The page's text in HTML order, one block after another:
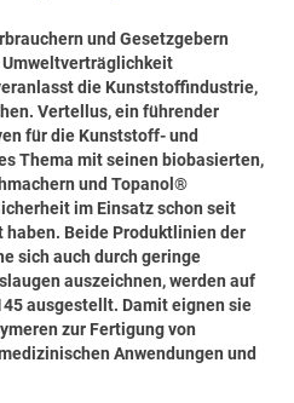
und Gesetzgebern
die Kunststoffindustrie,
Vertellus, ein führender
für die Kunststoff- und
Thema mit seinen biobasierten,
und Topanol®
im Einsatz schon seit
haben. Beide Produktlinien der
sich auch durch geringe
auszeichnen, werden auf
ausgestellt. Damit eignen sie
zur Fertigung von
Anwendungen und